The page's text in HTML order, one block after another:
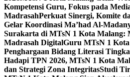
Kompetensi Guru, Fokus pada
MadrasahPerkuat Sinergi, Komite
Gelar Koordinasi Ma’had Al-
Surakarta di MTsN 1 Kota Malang:
Madrasah DigitalGuru MTsN 1
Penghargaan Bidang Literasi
Hadapi TPN 2026, MTsN 1 Kota
dan Strategi Zona IntegritasStudi